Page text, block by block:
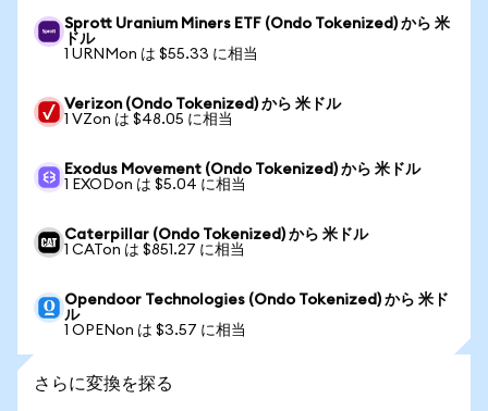
Sprott Uranium Miners ETF (Ondo Tokenized) から 米
ドル
1 URNMon は $55.33 に相当
Verizon (Ondo Tokenized) から 米ドル
1 VZon は $48.05 に相当
Exodus Movement (Ondo Tokenized) から 米ドル
1 EXODon は $5.04 に相当
Caterpillar (Ondo Tokenized) から 米ドル
1 CATon は $851.27 に相当
Opendoor Technologies (Ondo Tokenized) から 米ド
ル
1 OPENon は $3.57 に相当
さらに変換を探る